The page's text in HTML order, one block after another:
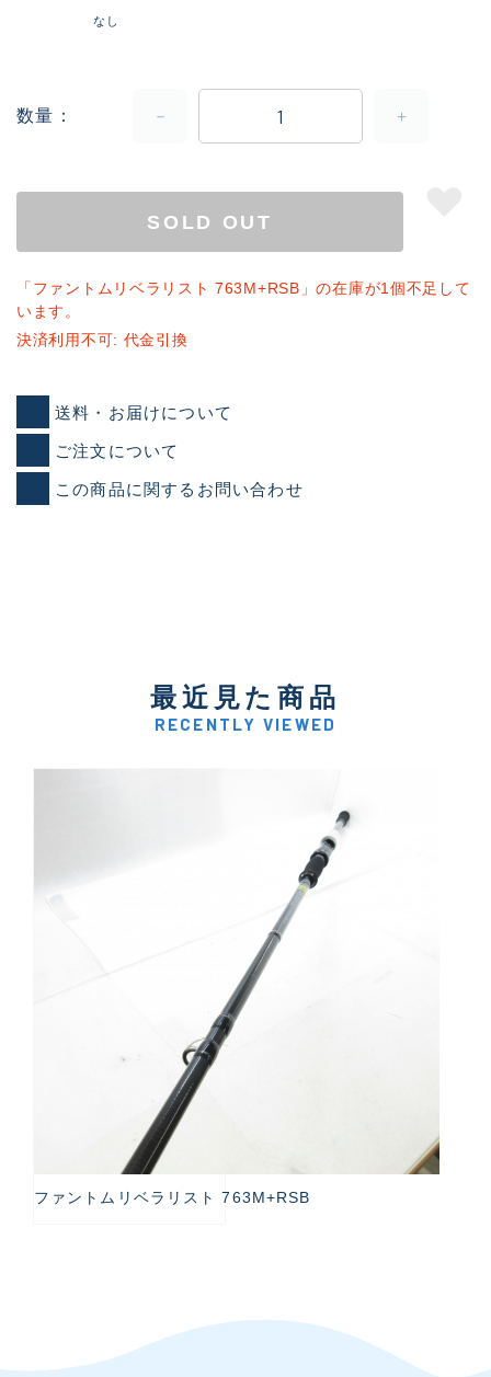
なし
数量
SOLD OUT
「ファントムリベラリスト 763M+RSB」の在庫が1個不足して
います。
決済利用不可: 代金引換
送料・お届けについて
ご注文について
この商品に関するお問い合わせ
最近見た商品
RECENTLY VIEWED
ファントムリベラリスト 763M+RSB